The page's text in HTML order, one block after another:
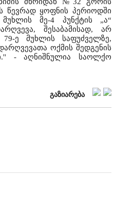
წევრად ყოფნის პერიოდში
მე-4 პუნქტის „ა“
შესაბამისად, არ
ე მუხლის საფუძველზე,
ოქმის შედგენის
- აღნიშნულია საოლქო
გაზიარება